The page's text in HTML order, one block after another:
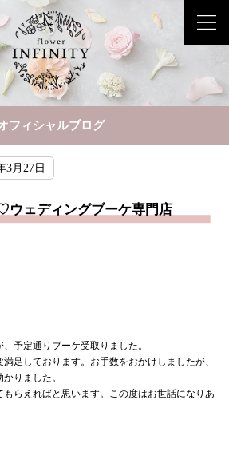
フィシャルブログ
3月27日
ウェディングブーケ専門店
予定通りブーケ受取りました。
足しております。お手数をおかけしましたが、
りました。
もらえればと思います。この度はお世話になりあ